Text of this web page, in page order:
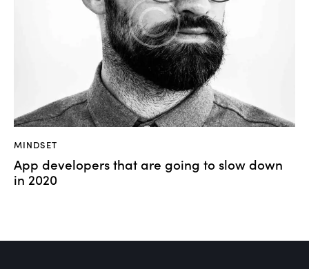
MINDSET
App developers that are going to slow down
in 2020